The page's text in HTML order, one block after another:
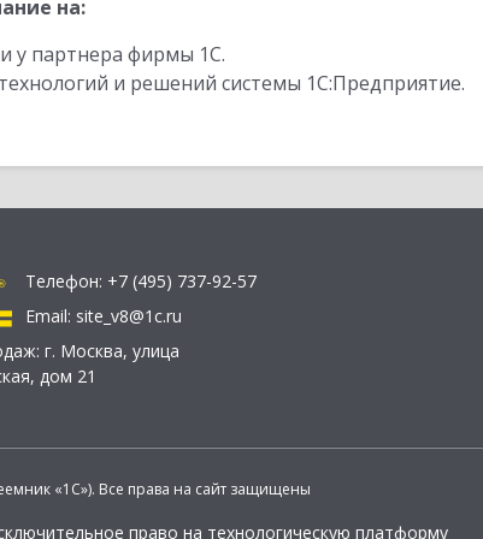
на:
у партнера фирмы 1С.
и решений системы 1С:Предприятие.
Телефон: +7 (495) 737-92-57
Email: site_v8@1c.ru
г. Москва, улица
дом 21
«1С»). Все права на сайт защищены
право на технологическую платформу